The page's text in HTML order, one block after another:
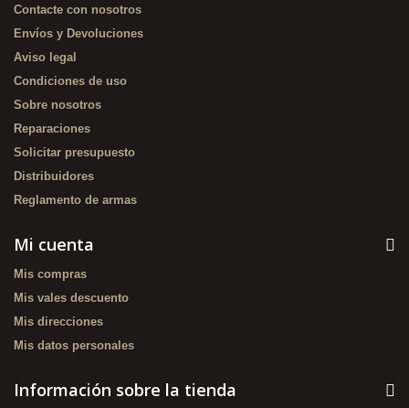
Contacte con nosotros
Envíos y Devoluciones
Aviso legal
Condiciones de uso
Sobre nosotros
Reparaciones
Solicitar presupuesto
Distribuidores
Reglamento de armas
Mi cuenta
Mis compras
Mis vales descuento
Mis direcciones
Mis datos personales
Información sobre la tienda